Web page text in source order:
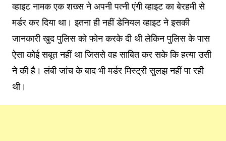
व्हाइट नामक एक शख्स ने अपनी पत्नी एंगी व्हाइट का बेरहमी से
मर्डर कर दिया था। इतना ही नहीं डेनियल व्हाइट ने इसकी
जानकारी खुद पुलिस को फोन करके दी थी लेकिन पुलिस के पास
ऐसा कोई सबूत नहीं था जिससे वह साबित कर सके कि हत्या उसी
ने की है। लंबी जांच के बाद भी मर्डर मिस्ट्री सुलझ नहीं पा रही
थी।